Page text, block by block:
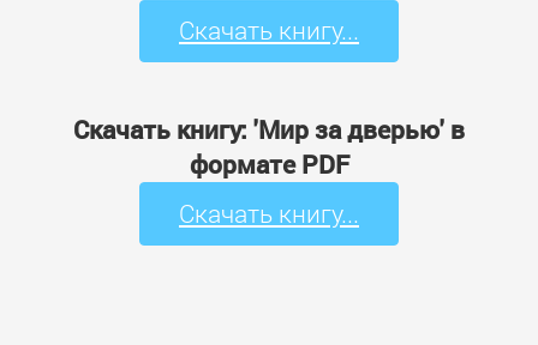
Скачать книгу...
Скачать книгу: 'Мир за дверью' в
формате PDF
Скачать книгу...